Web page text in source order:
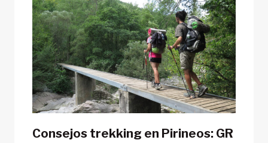
LA
GR11
CON
TIENDA
DE
CAMPAÑA?
Consejos trekking en Pirineos: GR